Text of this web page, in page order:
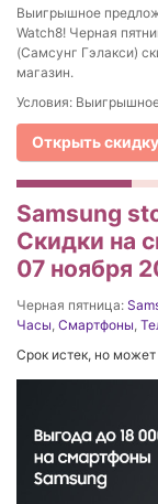
Выигрышное
Watch8! Черная
(Самсунг Гэлакси)
магазин.
Условия:
Открыть скидку
Samsung
Скидки на
07 ноября
Черная пятница:
Часы, Смартфоны,
Срок истек, но